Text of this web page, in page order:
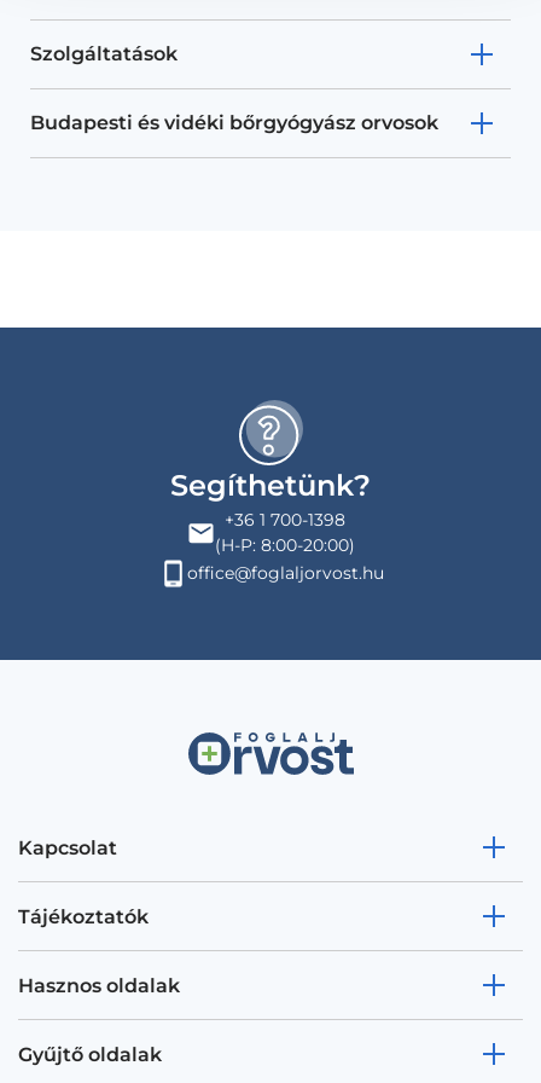
Szolgáltatások
Budapesti és vidéki bőrgyógyász orvosok
Segíthetünk?
+36 1 700-1398
(H-P: 8:00-20:00)
office@foglaljorvost.hu
Kapcsolat
Tájékoztatók
Hasznos oldalak
Gyűjtő oldalak